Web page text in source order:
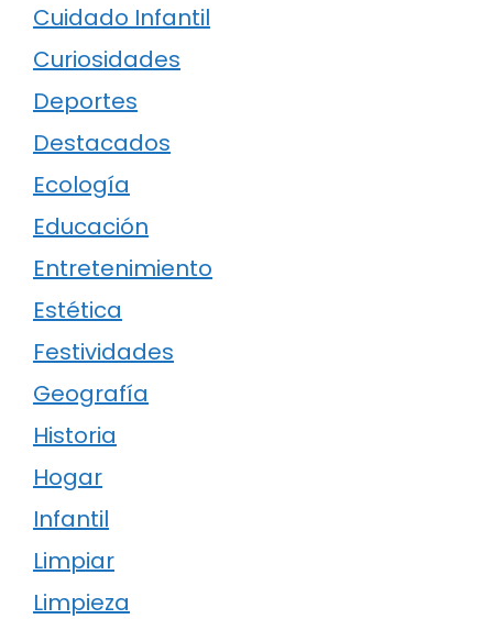
Cuidado Infantil
Curiosidades
Deportes
Destacados
Ecología
Educación
Entretenimiento
Estética
Festividades
Geografía
Historia
Hogar
Infantil
Limpiar
Limpieza